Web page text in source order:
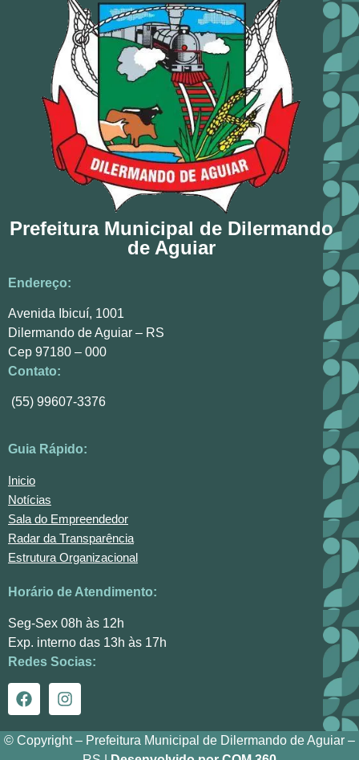
Prefeitura Municipal de Dilermando
de Aguiar
Endereço:
Avenida Ibicuí, 1001
Dilermando de Aguiar – RS
Cep 97180 – 000
Contato:
(55) 99607-3376
Guia Rápido:
Inicio
Notícias
Sala do Empreendedor
Radar da Transparência
Estrutura Organizacional
Horário de Atendimento:
Seg-Sex 08h às 12h
Exp. interno das 13h às 17h
Redes Socias:
© Copyright – Prefeitura Municipal de Dilermando de Aguiar –